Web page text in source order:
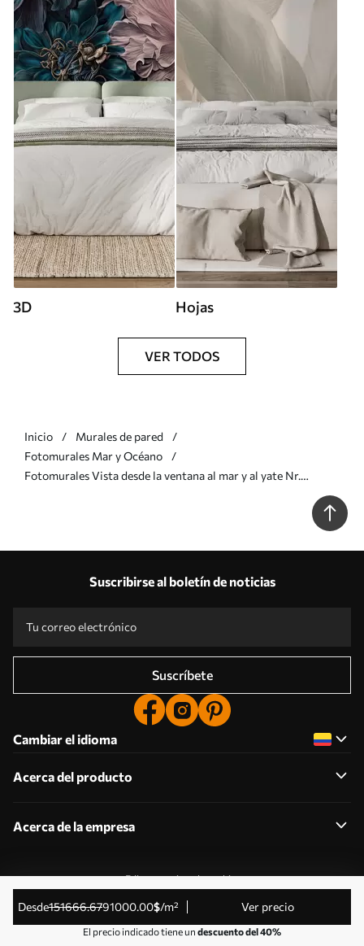
desde151666.6791000.00$/m² Ver precio
El precio indicado tiene un descuento del 40%
3D Hojas
VER TODOS
Inicio
Murales de pared
Fotomurales Mar y Océano
Fotomurales Vista desde la ventana al mar y al yate Nr.
Suscribirse al boletín de noticias
Suscríbete
Cambiar el idioma
Acerca del producto
Acerca de la empresa
Editar permisos de cookies
© 2011-2026 Uwalls . Todos los derechos reservados.
Gestionado por KLW Sp. z o.o. CIF: PL9223057591.